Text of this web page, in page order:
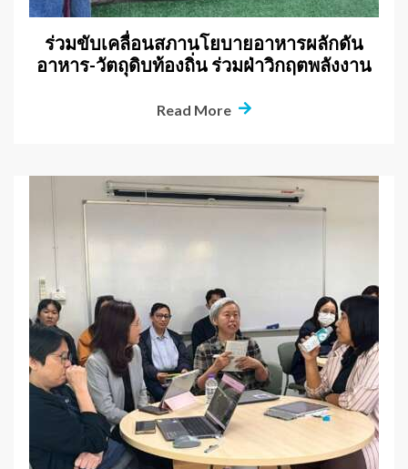
ร่วมขับเคลื่อนสภานโยบายอาหารผลักดัน
อาหาร-วัตถุดิบท้องถิ่น ร่วมฝ่าวิกฤตพลังงาน
Read More